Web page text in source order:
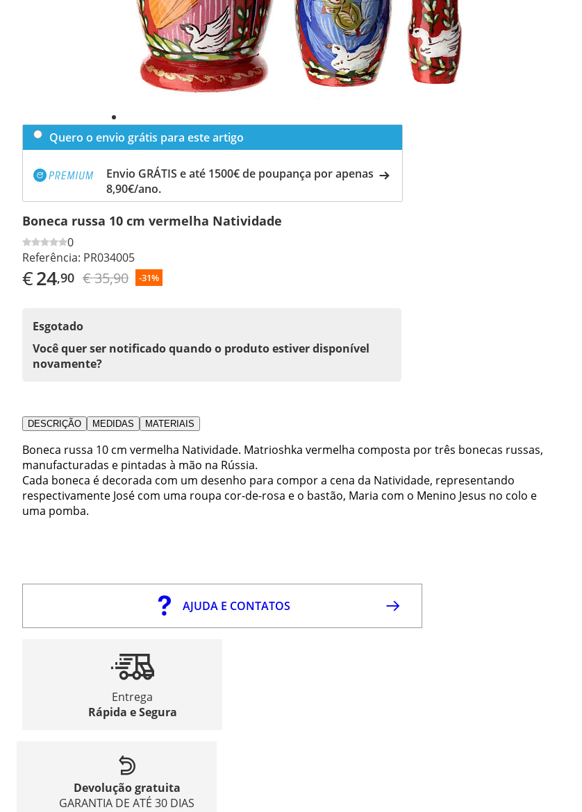
Quero o envio grátis para este artigo
Envio GRÁTIS e até 1500€ de poupança por apenas
8,90€/ano.
Boneca russa 10 cm vermelha Natividade
0
Referência: PR034005
€24,90 € 35,90 -31%
Esgotado
Você quer ser notificado quando o produto estiver disponível
novamente?
DESCRIÇÃO MEDIDAS MATERIAIS
Boneca russa 10 cm vermelha Natividade. Matrioshka vermelha composta por três bonecas russas,
manufacturadas e pintadas à mão na Rússia.
Cada boneca é decorada com um desenho para compor a cena da Natividade, representando
respectivamente José com uma roupa cor-de-rosa e o bastão, Maria com o Menino Jesus no colo e
uma pomba.
AJUDA E CONTATOS
Entrega
Rápida e Segura
Devolução gratuita
GARANTIA DE ATÉ 30 DIAS